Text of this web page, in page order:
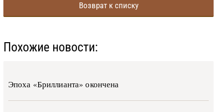
Возврат к списку
Похожие новости:
Эпоха «Бриллианта» окончена